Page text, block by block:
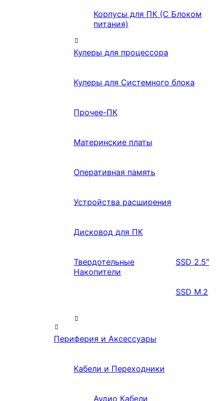
Корпусы для ПК (С Блоком
питания)
Кулеры для процессора
Кулеры для Системного блока
Прочее-ПК
Материнские платы
Оперативная память
Устройства расширения
Дисковод для ПК
Твердотельные
Накопители
SSD 2.5″
SSD M.2
Периферия и Аксессуары
Кабели и Переходники
Аудио Кабели